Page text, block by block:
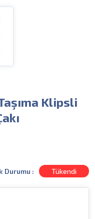
Klipsli
Durumu : Tükendi